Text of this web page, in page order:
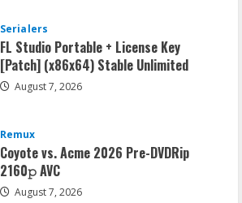
Serialers
FL Studio Portable + License Key
[Patch] (x86x64) Stable Unlimited
August 7, 2026
Remux
Coyote vs. Acme 2026 Pre-DVDRip
2160𝚙 AVC
August 7, 2026